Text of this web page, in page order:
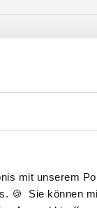
mit unserem
🍪 Sie können